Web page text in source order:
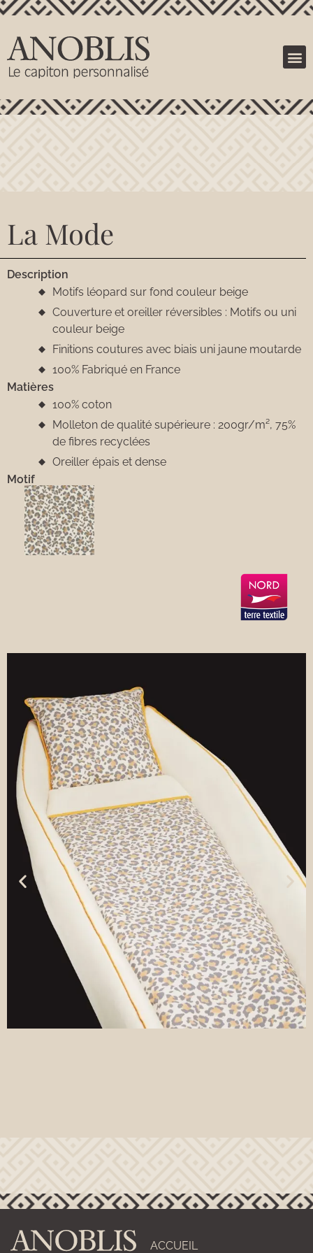
La Mode
Description
Motifs léopard sur fond couleur beige
Couverture et oreiller réversibles : Motifs ou uni
couleur beige
Finitions coutures avec biais uni jaune moutarde
100% Fabriqué en France
Matières
100% coton
Molleton de qualité supérieure : 200gr/m², 75%
de fibres recyclées
Oreiller épais et dense
Motif
ACCUEIL